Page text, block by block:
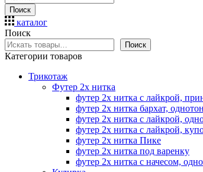
Поиск
каталог
Поиск
Поиск
Категории товаров
Трикотаж
Футер 2х нитка
футер 2х нитка с лайкрой,
футер 2х нитка бархат, однотон
футер 2х нитка с лайкрой,
футер 2х нитка с лайкрой,
футер 2х нитка Пике
футер 2х нитка под варенку
футер 2х нитка с начесом,